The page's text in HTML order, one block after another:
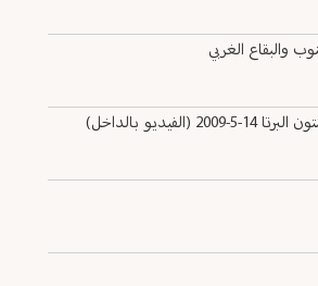
والبقاع الغربي
بالداخل)